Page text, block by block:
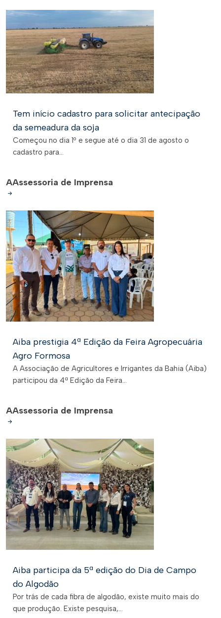
Tem início cadastro para solicitar antecipação
da semeadura da soja
Começou no dia 1º e segue até o dia 31 de agosto o
cadastro para...
AAssessoria de Imprensa
Aiba prestigia 4ª Edição da Feira Agropecuária
Agro Formosa
A Associação de Agricultores e Irrigantes da Bahia (Aiba)
participou da 4ª Edição da Feira...
AAssessoria de Imprensa
Aiba participa da 5ª edição do Dia de Campo
do Algodão
Por trás de cada fibra de algodão, existe muito mais do
que produção. Existe pesquisa,...